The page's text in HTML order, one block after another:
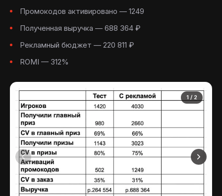
Промокодов активировано — 1249
Полученная выручка — 688 364 ₽
Рекламный бюджет — 220 811 ₽
ROMI — 312%
1 / 2